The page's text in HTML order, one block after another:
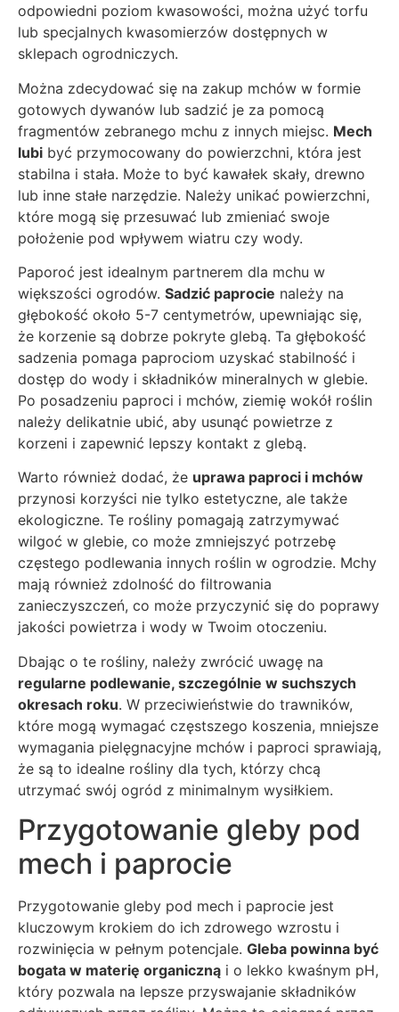
odpowiedni poziom kwasowości, można użyć torfu
lub specjalnych kwasomierzów dostępnych w
sklepach ogrodniczych.
Można zdecydować się na zakup mchów w formie
gotowych dywanów lub sadzić je za pomocą
fragmentów zebranego mchu z innych miejsc. Mech
lubi być przymocowany do powierzchni, która jest
stabilna i stała. Może to być kawałek skały, drewno
lub inne stałe narzędzie. Należy unikać powierzchni,
które mogą się przesuwać lub zmieniać swoje
położenie pod wpływem wiatru czy wody.
Paporoć jest idealnym partnerem dla mchu w
większości ogrodów. Sadzić paprocie należy na
głębokość około 5-7 centymetrów, upewniając się,
że korzenie są dobrze pokryte glebą. Ta głębokość
sadzenia pomaga paprociom uzyskać stabilność i
dostęp do wody i składników mineralnych w glebie.
Po posadzeniu paproci i mchów, ziemię wokół roślin
należy delikatnie ubić, aby usunąć powietrze z
korzeni i zapewnić lepszy kontakt z glebą.
Warto również dodać, że uprawa paproci i mchów
przynosi korzyści nie tylko estetyczne, ale także
ekologiczne. Te rośliny pomagają zatrzymywać
wilgoć w glebie, co może zmniejszyć potrzebę
częstego podlewania innych roślin w ogrodzie. Mchy
mają również zdolność do filtrowania
zanieczyszczeń, co może przyczynić się do poprawy
jakości powietrza i wody w Twoim otoczeniu.
Dbając o te rośliny, należy zwrócić uwagę na
regularne podlewanie, szczególnie w suchszych
okresach roku. W przeciwieństwie do trawników,
które mogą wymagać częstszego koszenia, mniejsze
wymagania pielęgnacyjne mchów i paproci sprawiają,
że są to idealne rośliny dla tych, którzy chcą
utrzymać swój ogród z minimalnym wysiłkiem.
Przygotowanie gleby pod
mech i paprocie
Przygotowanie gleby pod mech i paprocie jest
kluczowym krokiem do ich zdrowego wzrostu i
rozwinięcia w pełnym potencjale. Gleba powinna być
bogata w materię organiczną i o lekko kwaśnym pH,
który pozwala na lepsze przyswajanie składników